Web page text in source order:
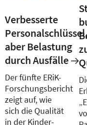
Verbesserte
aber Belastung
durch Ausfälle
Der fünfte ERiK-
Forschungsbericht
zeigt auf, wie
sich die Qualität
in der Kinder­